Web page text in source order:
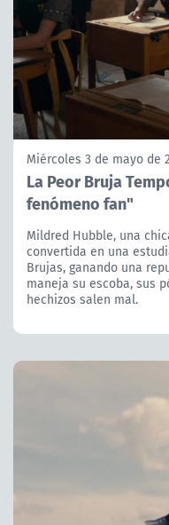
Miércoles 3 de mayo de
La Peor Bruja
fenómeno fan"
Mildred Hubble, una
convertida en una
Brujas, ganando una
maneja su escoba, sus
hechizos salen mal.